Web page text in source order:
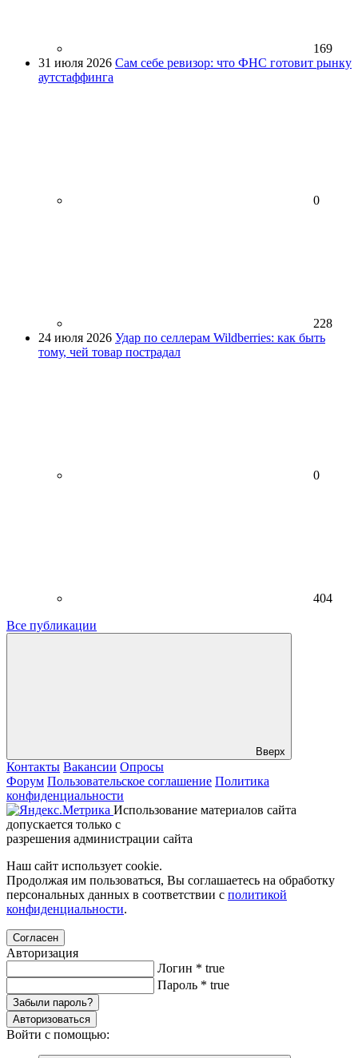
169
31 июля 2026 Сам себе ревизор: что ФНС готовит рынку
аутстаффинга
0
228
24 июля 2026 Удар по селлерам Wildberries: как быть
тому, чей товар пострадал
0
404
Все публикации
Вверх
Контакты Вакансии Опросы
Форум Пользовательское соглашение Политика
конфиденциальности
Использование материалов сайта
допускается только с
разрешения администрации сайта
Наш сайт использует cookie.
Продолжая им пользоваться, Вы соглашаетесь на обработку
персональных данных в соответствии с политикой
конфиденциальности.
Согласен
Авторизация
Логин * true
Пароль * true
Забыли пароль?
Авторизоваться
Войти с помощью: